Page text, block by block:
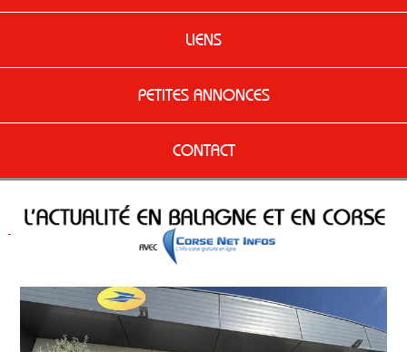
LIENS
PETITES ANNONCES
CONTACT